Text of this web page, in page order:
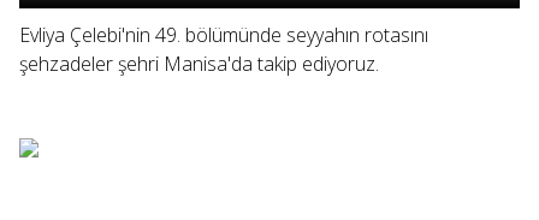
Evliya Çelebi'nin 49. bölümünde seyyahın rotasını
şehzadeler şehri Manisa'da takip ediyoruz.